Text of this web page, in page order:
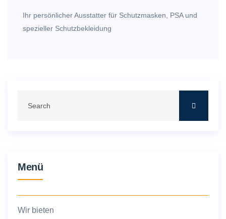
Ihr persönlicher Ausstatter für Schutzmasken, PSA und
spezieller Schutzbekleidung
Menü
Wir bieten